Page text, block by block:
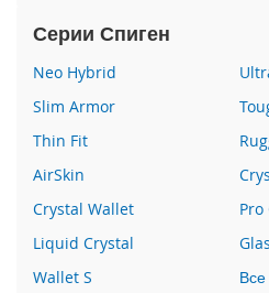
h
n
1
7
i
h
o
e
Серии Спиген
Neo Hybrid
Slim Armor
Thin Fit
AirSkin
Crystal Wallet
Pro
Liquid Crystal
Glas
Wallet S